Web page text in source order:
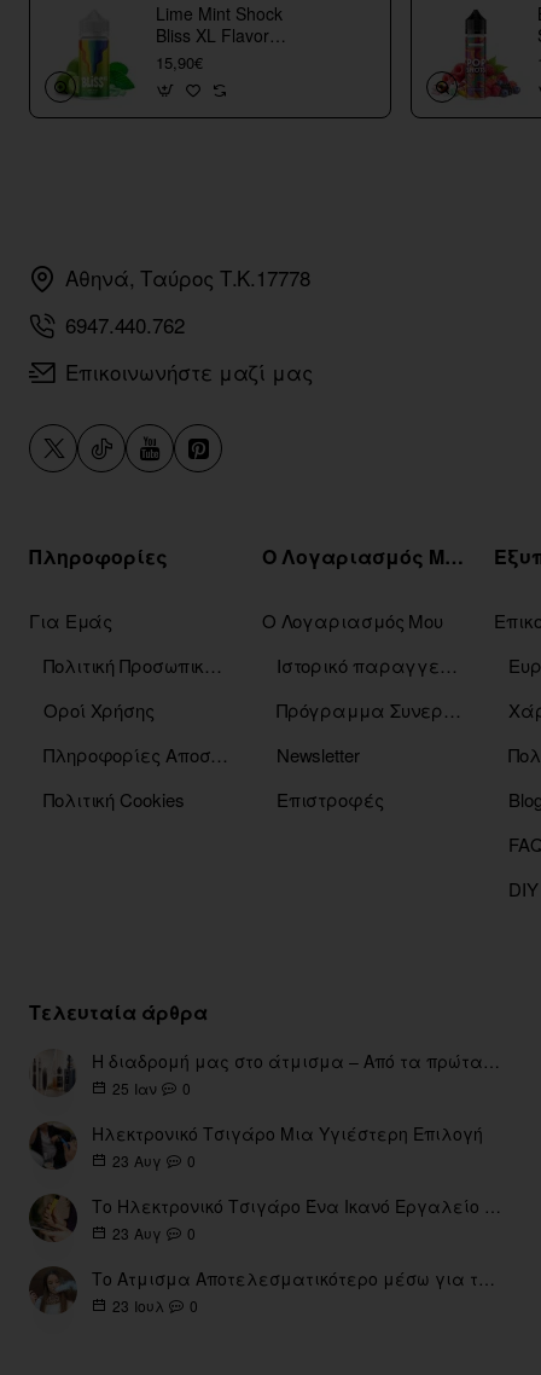
Lime Mint Shock
Bliss XL Flavor
Shots
15,90€
Αθηνά, Ταύρος Τ.Κ.17778
6947.440.762
Επικοινωνήστε μαζί μας
Πληροφορίες
Για Εμάς
Πολιτική Προσωπικών Δεδομένων
Οροί Χρήσης
Πληροφορίες Αποστόλης
Πολιτική Cookies
Ο Λογαριασμός Μου
Ο Λογαριασμός Μου
Ιστορικό παραγγελιών
Πρόγραμμα Συνεργατών
Newsletter
Επιστροφές
Τελευταία άρθρα
Η διαδρομή μας στο άτμισμα – Από τα πρώτα eGo έως τη σύγχρονη εποχή
25 Ιαν 0
Ηλεκτρονικό Τσιγάρο Μια Υγιέστερη Επιλογή
23 Αυγ 0
Το Ηλεκτρονικό Τσιγάρο Ένα Ικανό Εργαλείο για τη Διακοπή του Καπνίσματος
23 Αυγ 0
Το Ατμισμα Αποτελεσματικότερο μέσω για την διακοπή Καπνίσματος
23 Ιουλ 0